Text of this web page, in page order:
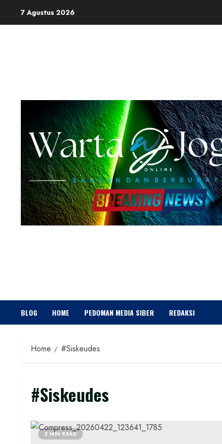
7 Agustus 2026
BLOG HOME PEDOMAN MEDIA SIBER REDAKSI
Home #Siskeudes
#Siskeudes
2 MIN READ